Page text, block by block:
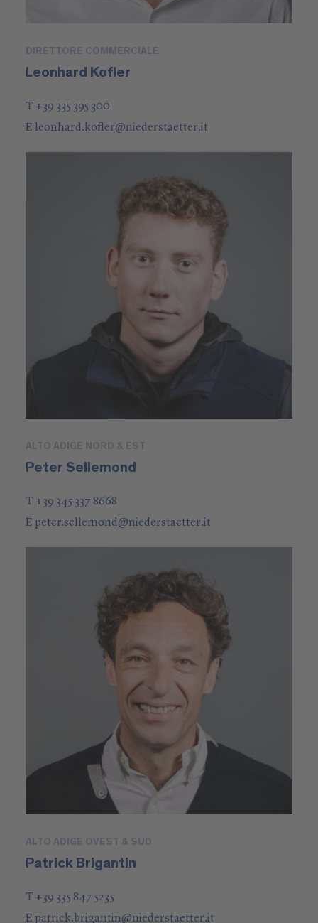
DIRETTORE COMMERCIALE
Leonhard Kofler
T +39 335 395 300
E leonhard.kofler@niederstaetter.it
ALTO ADIGE NORD & EST
Peter Sellemond
T +39 345 337 8668
E peter.sellemond@niederstaetter.it
ALTO ADIGE OVEST & SUD
Patrick Brigantin
T +39 335 847 5235
E patrick.brigantin@niederstaetter.it